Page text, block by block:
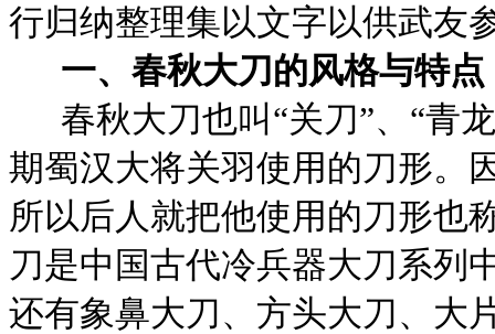
行归纳整理集以文字以供武友
一、春秋大刀的风格与特点
春秋大刀也叫“关刀”、“青
期蜀汉大将关羽使用的刀形。
所以后人就把他使用的刀形也
刀是中国古代冷兵器大刀系列
还有象鼻大刀、方头大刀、大